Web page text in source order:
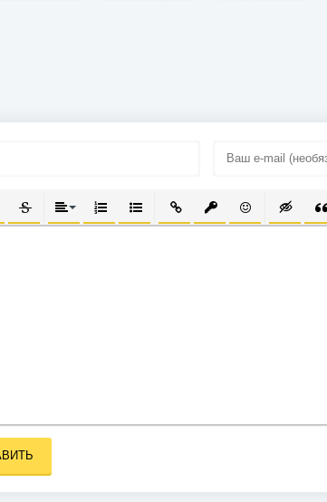
ЗАЧЕРКНУТЫЙВЫРАВНИВАНИЕ
НУМЕРОВАННЫЙ СПИСОК
МАРКИРОВАННЫЙ СПИСОК
ВСТАВИТЬ ССЫЛКУ
ВСТАВИТЬ
ВСТАВИТЬ